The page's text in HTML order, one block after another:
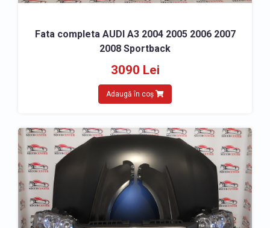
» Fata completa Audi Q7
Fata completa AUDI A3 2004 2005 2006 2007
2008 Sportback
3090 Lei
Adaugă în coș